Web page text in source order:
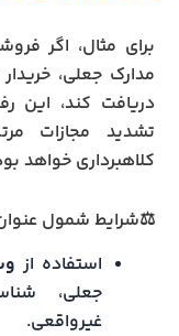
برای مثال، اگر
مدارک جعلی،
تشدید مجازات
کلاهبرداری خواهد
⚖️شرایط شمول
استفاده از
جعلی،
غیرواقعی.